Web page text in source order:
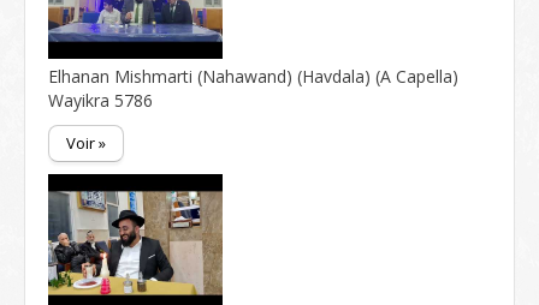
Elhanan Mishmarti (Nahawand) (Havdala) (A Capella)
Wayikra 5786
Voir »